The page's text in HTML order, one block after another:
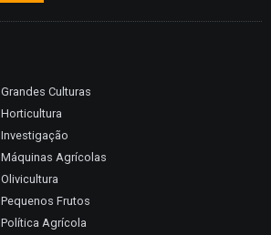
Grandes Culturas
Horticultura
Investigação
Máquinas Agrícolas
Olivicultura
Pequenos Frutos
Política Agrícola